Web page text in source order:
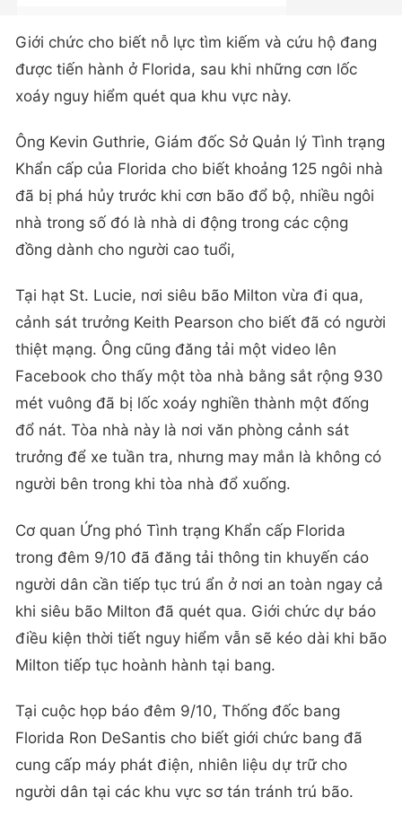
Giới chức cho biết nỗ lực tìm kiếm và cứu hộ đang
được tiến hành ở Florida, sau khi những cơn lốc
xoáy nguy hiểm quét qua khu vực này.
Ông Kevin Guthrie, Giám đốc Sở Quản lý Tình trạng
Khẩn cấp của Florida cho biết khoảng 125 ngôi nhà
đã bị phá hủy trước khi cơn bão đổ bộ, nhiều ngôi
nhà trong số đó là nhà di động trong các cộng
đồng dành cho người cao tuổi,
Tại hạt St. Lucie, nơi siêu bão Milton vừa đi qua,
cảnh sát trưởng Keith Pearson cho biết đã có người
thiệt mạng. Ông cũng đăng tải một video lên
Facebook cho thấy một tòa nhà bằng sắt rộng 930
mét vuông đã bị lốc xoáy nghiền thành một đống
đổ nát. Tòa nhà này là nơi văn phòng cảnh sát
trưởng để xe tuần tra, nhưng may mắn là không có
người bên trong khi tòa nhà đổ xuống.
Cơ quan Ứng phó Tình trạng Khẩn cấp Florida
trong đêm 9/10 đã đăng tải thông tin khuyến cáo
người dân cần tiếp tục trú ẩn ở nơi an toàn ngay cả
khi siêu bão Milton đã quét qua. Giới chức dự báo
điều kiện thời tiết nguy hiểm vẫn sẽ kéo dài khi bão
Milton tiếp tục hoành hành tại bang.
Tại cuộc họp báo đêm 9/10, Thống đốc bang
Florida Ron DeSantis cho biết giới chức bang đã
cung cấp máy phát điện, nhiên liệu dự trữ cho
người dân tại các khu vực sơ tán tránh trú bão.